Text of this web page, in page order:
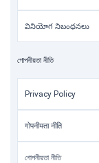
వినియోగ నిబంధనలు
গোপনীয়তা নীতি
Privacy Policy
गोपनीयता नीति
গোপনীয়তা নীতি